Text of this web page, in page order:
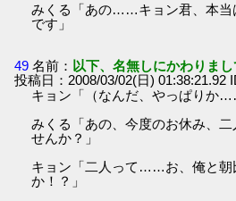
みくる「あの……キョン君、本当
です」
49 名前： 以下、名無しにかわりま
投稿日：2008/03/02(日) 01:38:21.92
キョン「（なんだ、やっぱりか
みくる「あの、今度のお休み、
せんか？」
キョン「二人って……お、俺と朝
か！？」